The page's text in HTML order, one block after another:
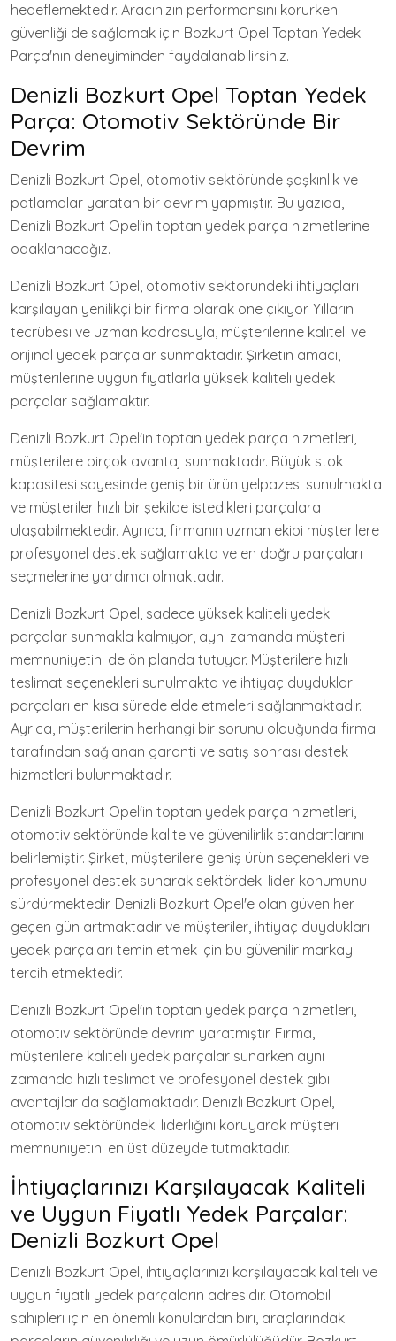
hedeflemektedir. Aracınızın performansını korurken
güvenliği de sağlamak için Bozkurt Opel Toptan Yedek
Parça'nın deneyiminden faydalanabilirsiniz.
Denizli Bozkurt Opel Toptan Yedek
Parça: Otomotiv Sektöründe Bir
Devrim
Denizli Bozkurt Opel, otomotiv sektöründe şaşkınlık ve
patlamalar yaratan bir devrim yapmıştır. Bu yazıda,
Denizli Bozkurt Opel'in toptan yedek parça hizmetlerine
odaklanacağız.
Denizli Bozkurt Opel, otomotiv sektöründeki ihtiyaçları
karşılayan yenilikçi bir firma olarak öne çıkıyor. Yılların
tecrübesi ve uzman kadrosuyla, müşterilerine kaliteli ve
orijinal yedek parçalar sunmaktadır. Şirketin amacı,
müşterilerine uygun fiyatlarla yüksek kaliteli yedek
parçalar sağlamaktır.
Denizli Bozkurt Opel'in toptan yedek parça hizmetleri,
müşterilere birçok avantaj sunmaktadır. Büyük stok
kapasitesi sayesinde geniş bir ürün yelpazesi sunulmakta
ve müşteriler hızlı bir şekilde istedikleri parçalara
ulaşabilmektedir. Ayrıca, firmanın uzman ekibi müşterilere
profesyonel destek sağlamakta ve en doğru parçaları
seçmelerine yardımcı olmaktadır.
Denizli Bozkurt Opel, sadece yüksek kaliteli yedek
parçalar sunmakla kalmıyor, aynı zamanda müşteri
memnuniyetini de ön planda tutuyor. Müşterilere hızlı
teslimat seçenekleri sunulmakta ve ihtiyaç duydukları
parçaları en kısa sürede elde etmeleri sağlanmaktadır.
Ayrıca, müşterilerin herhangi bir sorunu olduğunda firma
tarafından sağlanan garanti ve satış sonrası destek
hizmetleri bulunmaktadır.
Denizli Bozkurt Opel'in toptan yedek parça hizmetleri,
otomotiv sektöründe kalite ve güvenilirlik standartlarını
belirlemiştir. Şirket, müşterilere geniş ürün seçenekleri ve
profesyonel destek sunarak sektördeki lider konumunu
sürdürmektedir. Denizli Bozkurt Opel'e olan güven her
geçen gün artmaktadır ve müşteriler, ihtiyaç duydukları
yedek parçaları temin etmek için bu güvenilir markayı
tercih etmektedir.
Denizli Bozkurt Opel'in toptan yedek parça hizmetleri,
otomotiv sektöründe devrim yaratmıştır. Firma,
müşterilere kaliteli yedek parçalar sunarken aynı
zamanda hızlı teslimat ve profesyonel destek gibi
avantajlar da sağlamaktadır. Denizli Bozkurt Opel,
otomotiv sektöründeki liderliğini koruyarak müşteri
memnuniyetini en üst düzeyde tutmaktadır.
İhtiyaçlarınızı Karşılayacak Kaliteli
ve Uygun Fiyatlı Yedek Parçalar:
Denizli Bozkurt Opel
Denizli Bozkurt Opel, ihtiyaçlarınızı karşılayacak kaliteli ve
uygun fiyatlı yedek parçaların adresidir. Otomobil
sahipleri için en önemli konulardan biri, araçlarındaki